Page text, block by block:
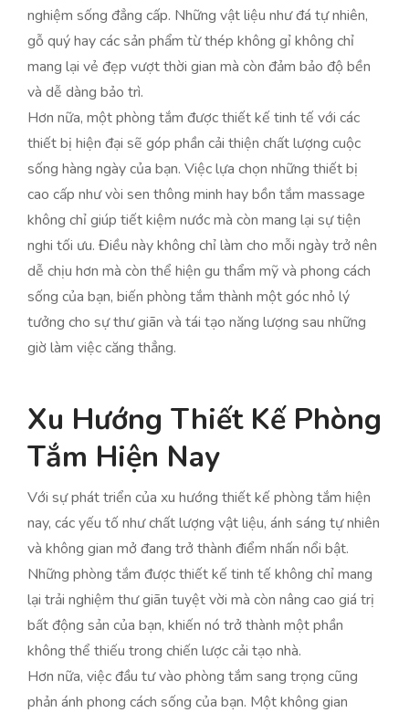
nghiệm sống đẳng cấp. Những vật liệu như đá tự nhiên,
gỗ quý hay các sản phẩm từ thép không gỉ không chỉ
mang lại vẻ đẹp vượt thời gian mà còn đảm bảo độ bền
và dễ dàng bảo trì.
Hơn nữa, một phòng tắm được thiết kế tinh tế với các
thiết bị hiện đại sẽ góp phần cải thiện chất lượng cuộc
sống hàng ngày của bạn. Việc lựa chọn những thiết bị
cao cấp như vòi sen thông minh hay bồn tắm massage
không chỉ giúp tiết kiệm nước mà còn mang lại sự tiện
nghi tối ưu. Điều này không chỉ làm cho mỗi ngày trở nên
dễ chịu hơn mà còn thể hiện gu thẩm mỹ và phong cách
sống của bạn, biến phòng tắm thành một góc nhỏ lý
tưởng cho sự thư giãn và tái tạo năng lượng sau những
giờ làm việc căng thẳng.
Xu Hướng Thiết Kế Phòng
Tắm Hiện Nay
Với sự phát triển của xu hướng thiết kế phòng tắm hiện
nay, các yếu tố như chất lượng vật liệu, ánh sáng tự nhiên
và không gian mở đang trở thành điểm nhấn nổi bật.
Những phòng tắm được thiết kế tinh tế không chỉ mang
lại trải nghiệm thư giãn tuyệt vời mà còn nâng cao giá trị
bất động sản của bạn, khiến nó trở thành một phần
không thể thiếu trong chiến lược cải tạo nhà.
Hơn nữa, việc đầu tư vào phòng tắm sang trọng cũng
phản ánh phong cách sống của bạn. Một không gian